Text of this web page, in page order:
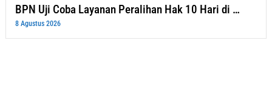
BPN Uji Coba Layanan Peralihan Hak 10 Hari di …
8 Agustus 2026